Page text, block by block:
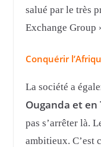
salué par le très
Exchange Group
Conquérir
La société a
Ouganda et en
pas s’arrêter là.
ambitieux. C’est